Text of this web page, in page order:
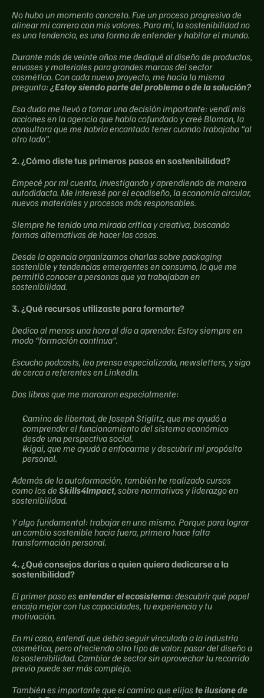
No hubo un momento concreto. Fue un proceso progresivo de
alinear mi carrera con mis valores. Para mí, la sostenibilidad no
es una tendencia, es una forma de entender y habitar el mundo.
Durante más de veinte años me dediqué al diseño de productos,
envases y materiales para grandes marcas del sector
cosmético. Con cada nuevo proyecto, me hacía la misma
pregunta: ¿Estoy siendo parte del problema o de la solución?
Esa duda me llevó a tomar una decisión importante: vendí mis
acciones en la agencia que había cofundado y creé Blomon, la
consultora que me habría encantado tener cuando trabajaba “al
otro lado”.
2. ¿Cómo diste tus primeros pasos en sostenibilidad?
Empecé por mi cuenta, investigando y aprendiendo de manera
autodidacta. Me interesé por el ecodiseño, la economía circular,
nuevos materiales y procesos más responsables.
Siempre he tenido una mirada crítica y creativa, buscando
formas alternativas de hacer las cosas.
Desde la agencia organizamos charlas sobre packaging
sostenible y tendencias emergentes en consumo, lo que me
permitió conocer a personas que ya trabajaban en
sostenibilidad.
3. ¿Qué recursos utilizaste para formarte?
Dedico al menos una hora al día a aprender. Estoy siempre en
modo “formación continua”.
Escucho podcasts, leo prensa especializada, newsletters, y sigo
de cerca a referentes en LinkedIn.
Dos libros que me marcaron especialmente:
Camino de libertad, de Joseph Stiglitz, que me ayudó a
comprender el funcionamiento del sistema económico
desde una perspectiva social.
Ikigai, que me ayudó a enfocarme y descubrir mi propósito
personal.
Además de la autoformación, también he realizado cursos
como los de Skills4Impact, sobre normativas y liderazgo en
sostenibilidad.
Y algo fundamental: trabajar en uno mismo. Porque para lograr
un cambio sostenible hacia fuera, primero hace falta
transformación personal.
4. ¿Qué consejos darías a quien quiera dedicarse a la
sostenibilidad?
El primer paso es entender el ecosistema: descubrir qué papel
encaja mejor con tus capacidades, tu experiencia y tu
motivación.
En mi caso, entendí que debía seguir vinculado a la industria
cosmética, pero ofreciendo otro tipo de valor: pasar del diseño a
la sostenibilidad. Cambiar de sector sin aprovechar tu recorrido
previo puede ser más complejo.
También es importante que el camino que elijas te ilusione de